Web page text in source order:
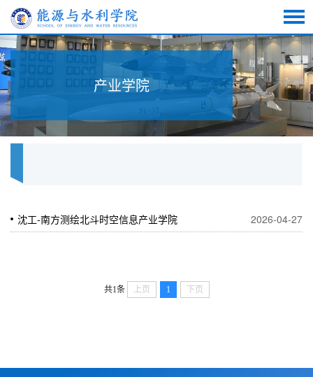
产业学院
2026-04-27
沈工-南方测绘北斗时空信息产业学院
共1条 上页 1 下页